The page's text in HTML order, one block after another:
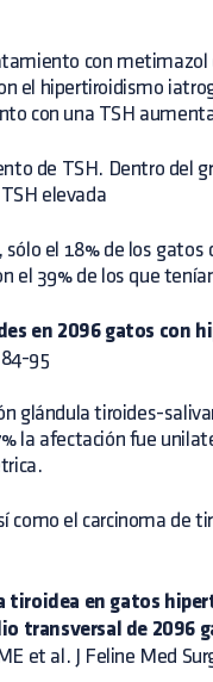
con metimazol
el hipertiroidismo
con una TSH
de TSH. Dentro del
elevada
el 18% de los gatos
el 39% de los que
en 2096 gatos con
95
glándula tiroides-
la afectación fue
como el carcinoma de
tiroidea en gatos
transversal de 2096
et al. J Feline Med